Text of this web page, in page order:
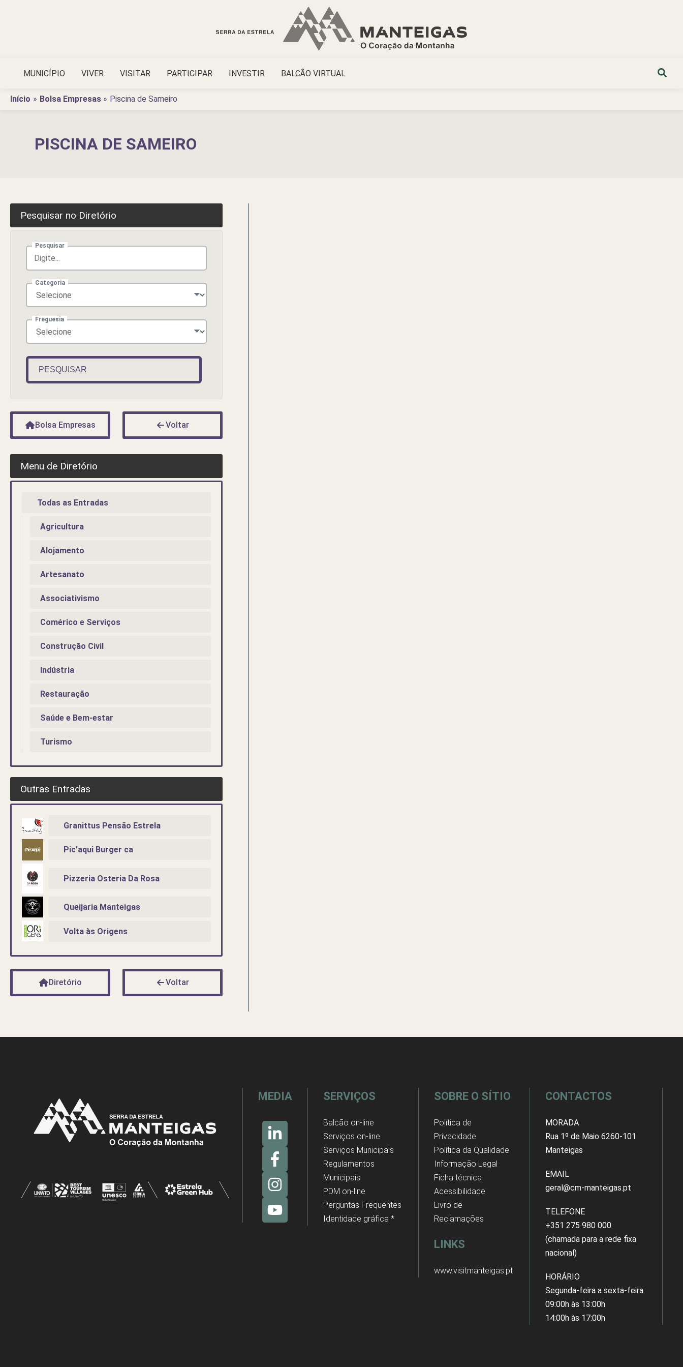
MUNICÍPIO VIVER VISITAR PARTICIPAR INVESTIR BALCÃO VIRTUAL
Início Bolsa Empresas Piscina de Sameiro
PISCINA DE SAMEIRO
Pesquisar no Diretório
Pesquisar
Categoria
Freguesia
PESQUISAR
Bolsa Empresas Voltar
Menu de Diretório
Todas as Entradas
Agricultura
Alojamento
Artesanato
Associativismo
Comérico e Serviços
Construção Civil
Indústria
Restauração
Saúde e Bem-estar
Turismo
Outras Entradas
Granittus Pensão Estrela
Pic’aqui Burger ca
Pizzeria Osteria Da Rosa
Queijaria Manteigas
Volta às Origens
Diretório Voltar
MEDIA SERVIÇOS
Balcão on-line
Serviços on-line
Serviços Municipais
Regulamentos
Municipais
PDM on-line
Perguntas Frequentes
Identidade gráfica *
SOBRE O SÍTIO
Política de
Privacidade
Política da Qualidade
Informação Legal
Ficha técnica
Acessibilidade
Livro de
Reclamações
LINKS
www.visitmanteigas.pt
CONTACTOS
MORADA
Rua 1º de Maio 6260-101
Manteigas
EMAIL
geral@cm-manteigas.pt
TELEFONE
+351 275 980 000
(chamada para a rede fixa
nacional)
HORÁRIO
Segunda-feira a sexta-feira
09:00h às 13:00h
14:00h às 17:00h